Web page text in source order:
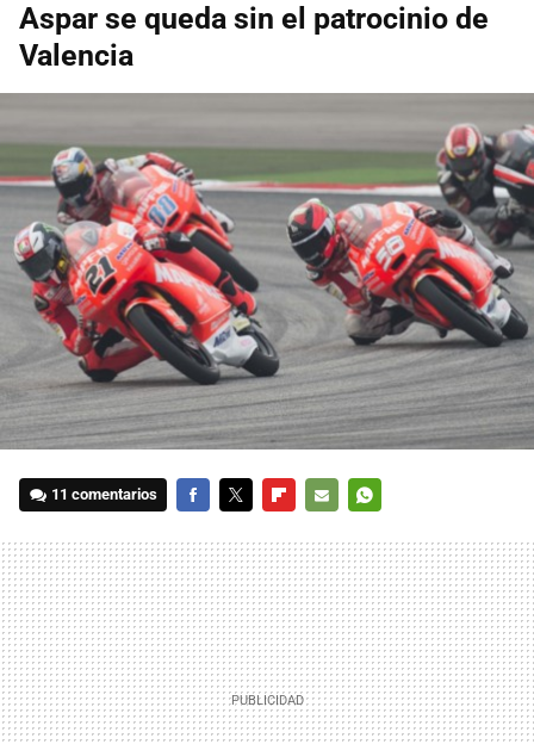
Aspar se queda sin el patrocinio de
Valencia
11 comentarios
MAIL